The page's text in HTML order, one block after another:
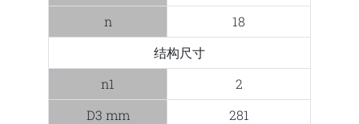
n
18
结构尺寸
n1
2
D3 mm
281